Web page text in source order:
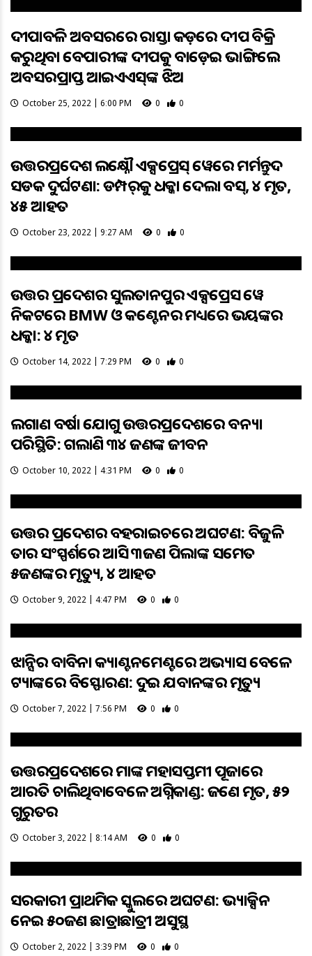
ଦୀପାବଳି ଅବସରରେ ରାସ୍ତା କଡ଼ରେ ଦୀପ ବିକ୍ରି
କରୁଥିବା ବେପାରୀଙ୍କ ‌ଦୀପକୁ ବାଡ଼େଇ ଭାଙ୍ଗିଲେ
ଅବସରପ୍ରାପ୍ତ ଆଇଏଏସ୍‌ଙ୍କ ଝିଅ
October 25, 2022 | 6:00 PM 0 0
ଉତ୍ତରପ୍ରଦେଶ ଲକ୍ଷ୍ନୌ ଏକ୍ସପ୍ରେସ୍ ୱେରେ ମର୍ମନ୍ତୁଦ
ସଡକ ଦୁର୍ଘଟଣା: ଡମ୍ପର୍‌କୁ ଧକ୍କା ଦେଲା ବସ୍, ୪ ମୃତ,
୪୫ ଆହତ
October 23, 2022 | 9:27 AM 0 0
ଉତ୍ତର ପ୍ରଦେଶର ସୁଲତାନପୁର ଏକ୍ସପ୍ରେସ ୱେ
ନିକଟରେ BMW ଓ କଣ୍ଟେନର ମଧ୍ୟରେ ଭୟଙ୍କର
ଧକ୍କା: ୪ ମୃତ
October 14, 2022 | 7:29 PM 0 0
ଲଗାଣ ବର୍ଷା ଯୋଗୁ ଉତ୍ତରପ୍ରଦେଶରେ ବନ୍ୟା
ପରିସ୍ଥିତି: ଗଲାଣି ୩୪ ଜଣଙ୍କ ଜୀବନ
October 10, 2022 | 4:31 PM 0 0
ଉତ୍ତର ପ୍ରଦେଶର ବହରାଇଚରେ ଅଘଟଣ: ବିଜୁଳି
ତାର ସଂସ୍ପର୍ଶରେ ଆସି ୩ଜଣ ପିଲାଙ୍କ ସମେତ
୫ଜଣଙ୍କର ମୃତ୍ୟୁ, ୪ ଆହତ
October 9, 2022 | 4:47 PM 0 0
ଝାନ୍ସିର ବାବିନା କ୍ୟାଣ୍ଟନମେଣ୍ଟରେ ଅଭ୍ୟାସ ବେଳେ
ଟ୍ୟାଙ୍କରେ ବିସ୍ଫୋରଣ: ଦୁଇ ଯବାନଙ୍କର ମୃତ୍ୟୁ
October 7, 2022 | 7:56 PM 0 0
ଉତ୍ତରପ୍ରଦେଶରେ ମାଙ୍କ ମହାସପ୍ତମୀ ପୂଜାରେ
ଆରତି ଚାଲିଥିବାବେଳେ ଅଗ୍ନିକାଣ୍ଡ: ଜଣେ ମୃତ, ୫୨
ଗୁରୁତର
October 3, 2022 | 8:14 AM 0 0
ସରକାରୀ ପ୍ରାଥମିକ ସ୍କୁଲରେ ଅଘଟଣ: ଭ୍ୟାକ୍ସିନ
ନେଇ ୫୦ଜଣ ଛାତ୍ରାଛାତ୍ରୀ ଅସୁସ୍ଥ
October 2, 2022 | 3:39 PM 0 0